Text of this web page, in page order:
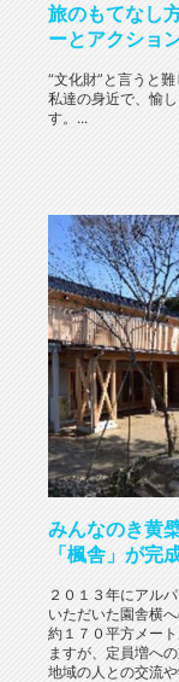
旅のもてなし
ーとアクショ
“文化財”と言うと難
私達の身近で、愉
す。...
みんなのき黄
「楓舎」が完
２０１３年にアル
いただいた園舎横
約１７０平方メー
ますが、定員増へ
地域の人との交流